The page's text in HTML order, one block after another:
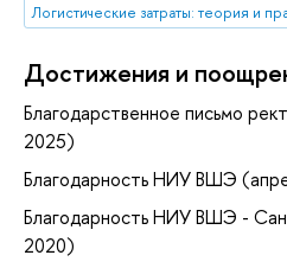
Логистические затраты: теория и
Достижения и
Благодарственное письмо
2025)
Благодарность НИУ ВШЭ
Благодарность НИУ ВШЭ -
2020)